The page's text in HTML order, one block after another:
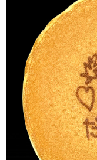
退職・異